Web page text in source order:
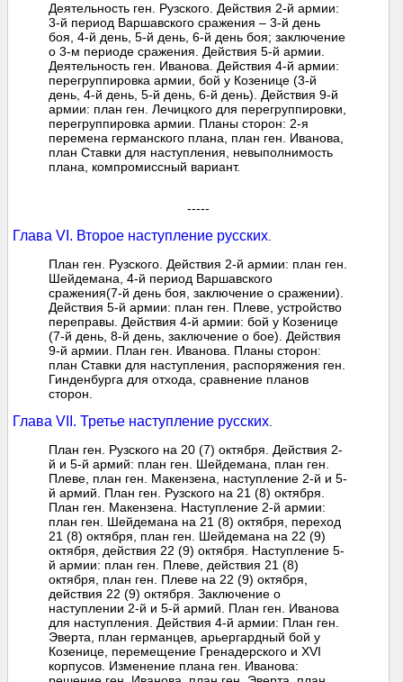
Деятельность ген. Рузского. Действия 2-й армии:
3-й период Варшавского сражения – 3-й день
боя, 4-й день, 5-й день, 6-й день боя; заключение
о 3-м периоде сражения. Действия 5-й армии.
Деятельность ген. Иванова. Действия 4-й армии:
перегруппировка армии, бой у Козенице (3-й
день, 4-й день, 5-й день, 6-й день). Действия 9-й
армии: план ген. Лечицкого для перегруппировки,
перегруппировка армии. Планы сторон: 2-я
перемена германского плана, план ген. Иванова,
план Ставки для наступления, невыполнимость
плана, компромиссный вариант.
-----
Глава VI. Второе наступление русских
План ген. Рузского. Действия 2-й армии: план ген.
Шейдемана, 4-й период Варшавского
сражения(7-й день боя, заключение о сражении).
Действия 5-й армии: план ген. Плеве, устройство
переправы. Действия 4-й армии: бой у Козенице
(7-й день, 8-й день, заключение о бое). Действия
9-й армии. План ген. Иванова. Планы сторон:
план Ставки для наступления, распоряжения ген.
Гинденбурга для отхода, сравнение планов
сторон.
Глава VII. Третье наступление русских
План ген. Рузского на 20 (7) октября. Действия 2-
й и 5-й армий: план ген. Шейдемана, план ген.
Плеве, план ген. Макензена, наступление 2-й и 5-
й армий. План ген. Рузского на 21 (8) октября.
План ген. Макензена. Наступление 2-й армии:
план ген. Шейдемана на 21 (8) октября, переход
21 (8) октября, план ген. Шейдемана на 22 (9)
октября, действия 22 (9) октября. Наступление 5-
й армии: план ген. Плеве, действия 21 (8)
октября, план ген. Плеве на 22 (9) октября,
действия 22 (9) октября. Заключение о
наступлении 2-й и 5-й армий. План ген. Иванова
для наступления. Действия 4-й армии: План ген.
Эверта, план германцев, арьергардный бой у
Козенице, перемещение Гренадерского и XVI
корпусов. Изменение плана ген. Иванова: